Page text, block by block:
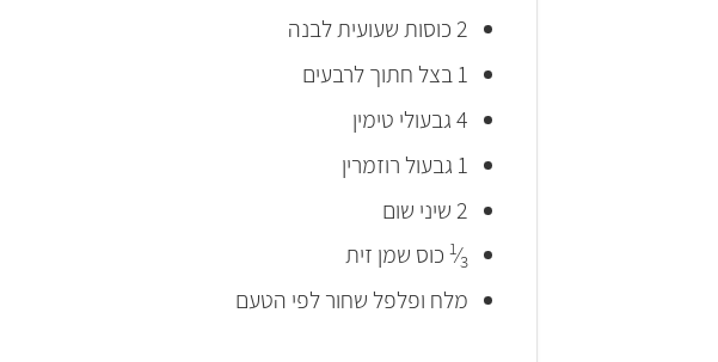
2 כוסות שעועית לבנה
1 בצל חתוך לרבעים
4 גבעולי טימין
1 גבעול רוזמרין
2 שיני שום
1⁄3
כוס שמן זית
מלח ופלפל שחור לפי הטעם